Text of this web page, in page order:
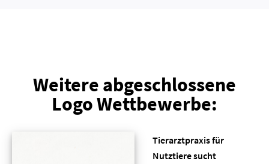
Weitere abgeschlossene
Logo Wettbewerbe:
Tierarztpraxis für
Nutztiere sucht